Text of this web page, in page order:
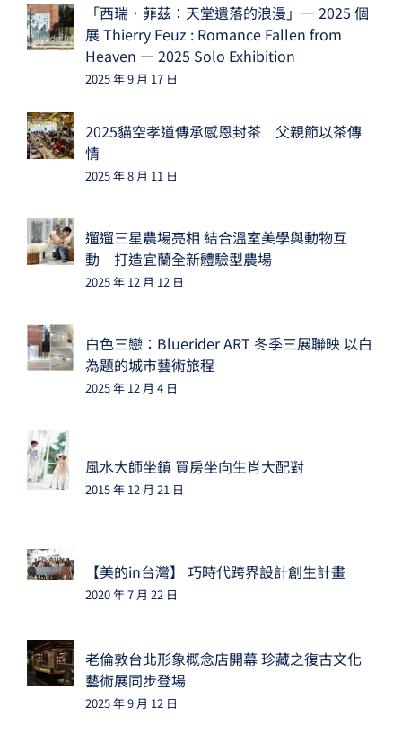
「西瑞．菲茲：天堂遺落的浪漫」— 2025 個
展 Thierry Feuz : Romance Fallen from
Heaven — 2025 Solo Exhibition
2025 年 9 月 17 日
2025貓空孝道傳承感恩封茶 父親節以茶傳
情
2025 年 8 月 11 日
遛遛三星農場亮相 結合溫室美學與動物互
動 打造宜蘭全新體驗型農場
2025 年 12 月 12 日
白色三戀：Bluerider ART 冬季三展聯映 以白
為題的城市藝術旅程
2025 年 12 月 4 日
風水大師坐鎮 買房坐向生肖大配對
2015 年 12 月 21 日
【美的in台灣】 巧時代跨界設計創生計畫
2020 年 7 月 22 日
老倫敦台北形象概念店開幕 珍藏之復古文化
藝術展同步登場
2025 年 9 月 12 日